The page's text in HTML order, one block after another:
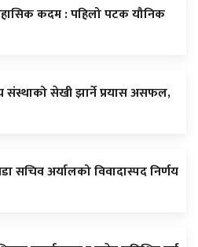
कदम : पहिलो पटक यौनिक
संस्थाको सेखी झार्ने प्रयास असफल,
सचिव अर्यालको विवादास्पद निर्णय